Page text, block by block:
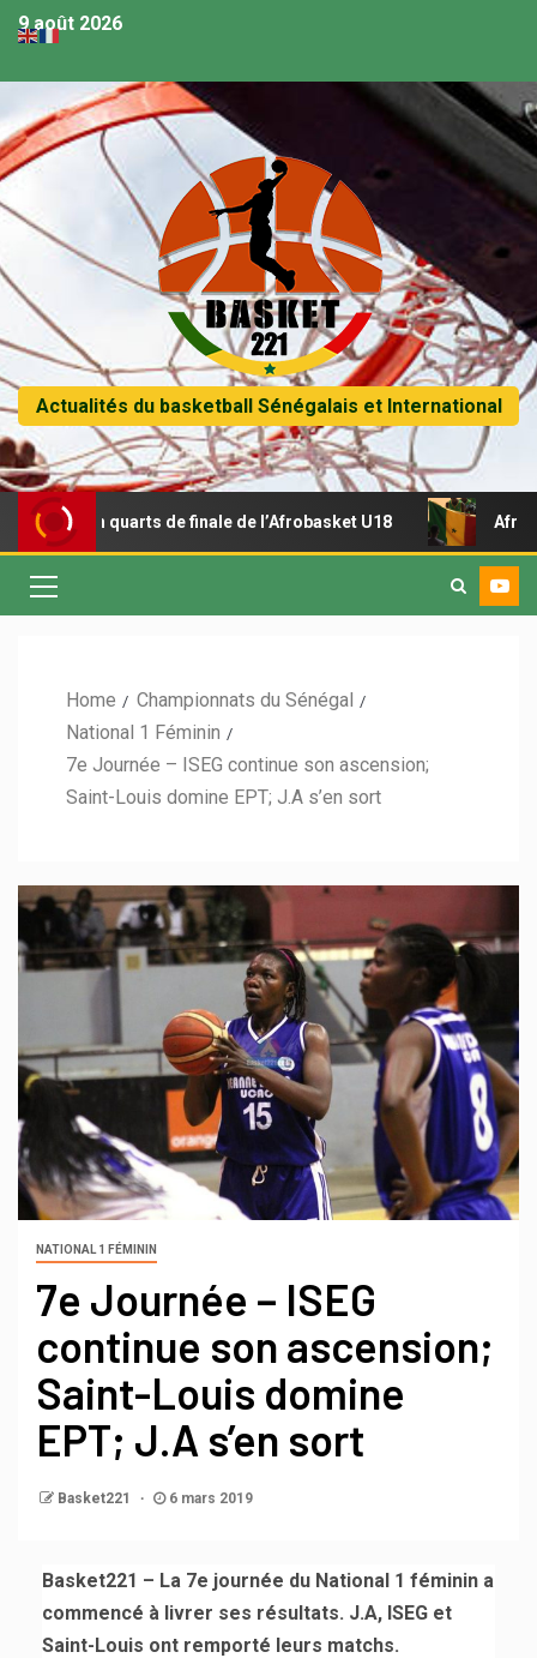
9 août 2026
Actualités du basketball Sénégalais et International
quarts de finale de l’Afrobasket U18 Afrobasket
Home
Championnats du Sénégal
National 1 Féminin
7e Journée – ISEG continue son ascension;
Saint-Louis domine EPT; J.A s’en sort
NATIONAL 1 FÉMININ
7e Journée – ISEG
continue son ascension;
Saint-Louis domine
EPT; J.A s’en sort
Basket221 6 mars 2019
Basket221 – La 7e journée du National 1 féminin a
commencé à livrer ses résultats. J.A, ISEG et
Saint-Louis ont remporté leurs matchs.